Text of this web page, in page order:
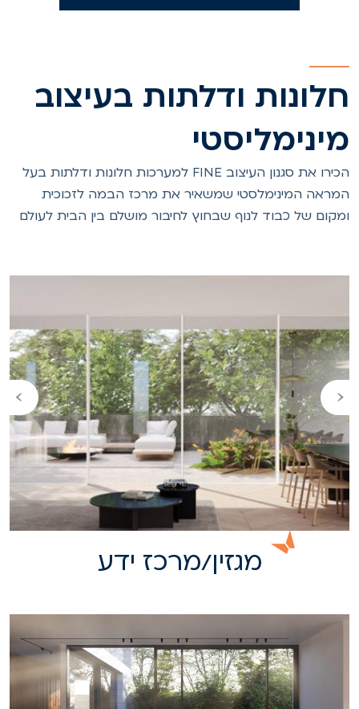
ודלתות בעיצוב
הכירו את סגנון העיצוב FINE למערכות חלונות ודלתות בעל
המינימלסטי שמשאיר את מרכז הבמה לזכוכית
של כבוד לנוף שבחוץ לחיבור מושלם בין הבית לעולם
›
מגזין/מרכז ידע